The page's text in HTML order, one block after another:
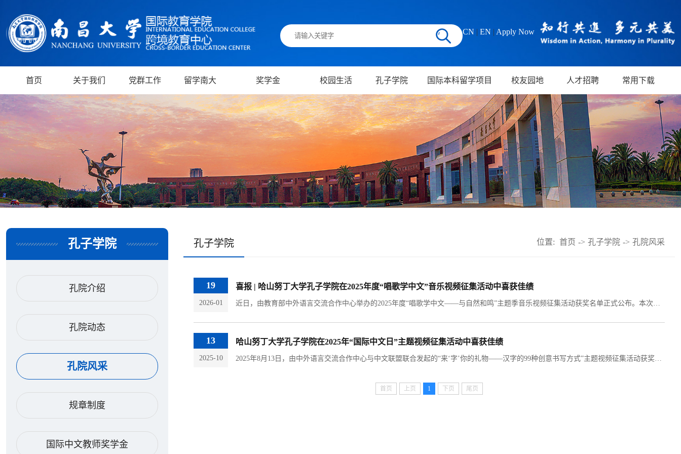
CN | EN | Apply Now
首页 关于我们 党群工作 留学南大 奖学金 校园生活 孔子学院 国际本科留学项目 校友园地 人才招聘 常用下载
孔子学院
孔院介绍
孔院动态
孔院风采
规章制度
国际中文教师奖学金
孔子学院 位置: 首页 -> 孔子学院 -> 孔院风采
19
2026-01
喜报 | 哈山努丁大学孔子学院在2025年度“唱歌学中文”音乐视频征集活动中喜获佳绩
13
2025-10
哈山努丁大学孔子学院在2025年“国际中文日”主题视频征集活动中喜获佳绩
首页 上页 1 下页 尾页